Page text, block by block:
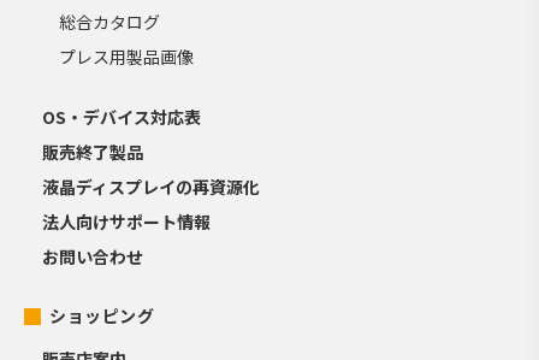
総合カタログ
プレス用製品画像
OS・デバイス対応表
販売終了製品
液晶ディスプレイの再資源化
法人向けサポート情報
お問い合わせ
ショッピング